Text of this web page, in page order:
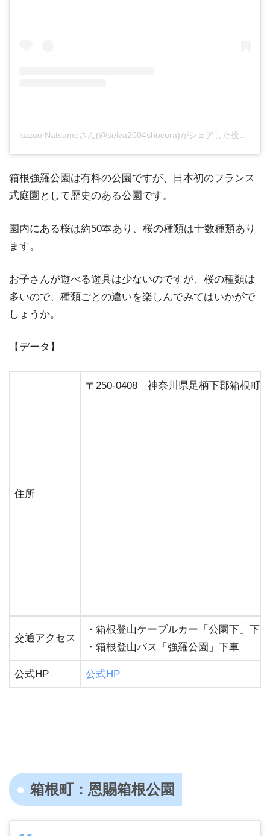
箱根強羅公園は有料の公園ですが、日本初のフランス
式庭園として歴史のある公園です。
園内にある桜は約50本あり、桜の種類は十数種類あり
ます。
お子さんが遊べる遊具は少ないのですが、桜の種類は
多いので、種類ごとの違いを楽しんでみてはいかがで
しょうか。
【データ】
住所
〒250-0408 神奈川県足柄下郡箱根町
交通アクセス
・箱根登山ケーブルカー「公園下」下
・箱根登山バス「強羅公園」下車
公式HP 公式HP
箱根町：恩賜箱根公園